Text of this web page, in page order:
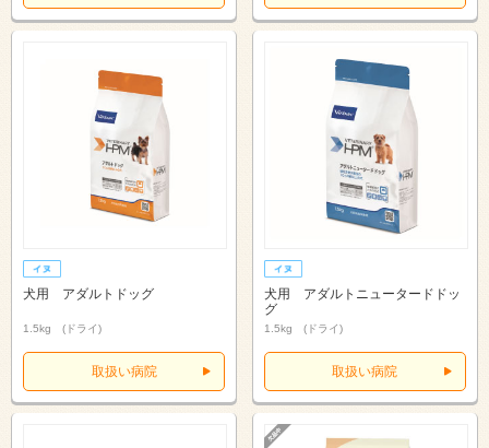
犬用 アダルトドッグ
1.5kg (ドライ)
取扱い病院
犬用 アダルトニュータードドッ
グ
1.5kg (ドライ)
取扱い病院